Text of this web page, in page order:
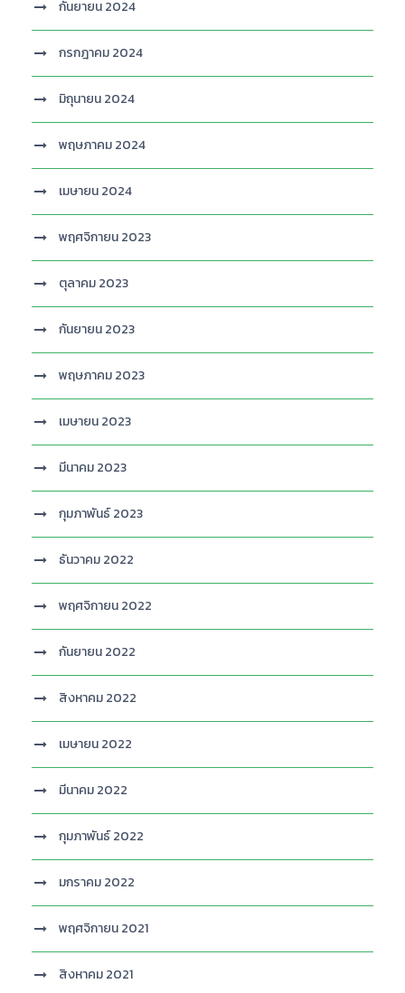
กันยายน 2024
กรกฎาคม 2024
มิถุนายน 2024
พฤษภาคม 2024
เมษายน 2024
พฤศจิกายน 2023
ตุลาคม 2023
กันยายน 2023
พฤษภาคม 2023
เมษายน 2023
มีนาคม 2023
กุมภาพันธ์ 2023
ธันวาคม 2022
พฤศจิกายน 2022
กันยายน 2022
สิงหาคม 2022
เมษายน 2022
มีนาคม 2022
กุมภาพันธ์ 2022
มกราคม 2022
พฤศจิกายน 2021
สิงหาคม 2021